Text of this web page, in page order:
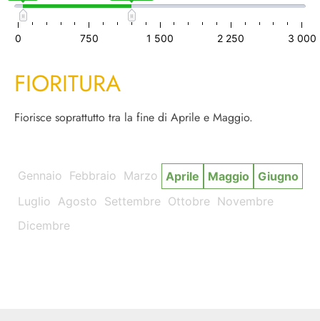
0 750 1 500 2 250 3 000
FIORITURA
Fiorisce soprattutto tra la fine di Aprile e Maggio.
Gennaio Febbraio Marzo Aprile Maggio
Giugno
Luglio Agosto Settembre Ottobre Novembre
Dicembre